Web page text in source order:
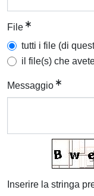
File
tutti i file (di
il file(s) che
Messaggio
Inserire la stringa